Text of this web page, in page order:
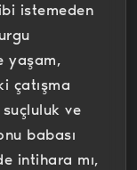
istemeden
yaşam,
çatışma
ve
babası
intihara mı,